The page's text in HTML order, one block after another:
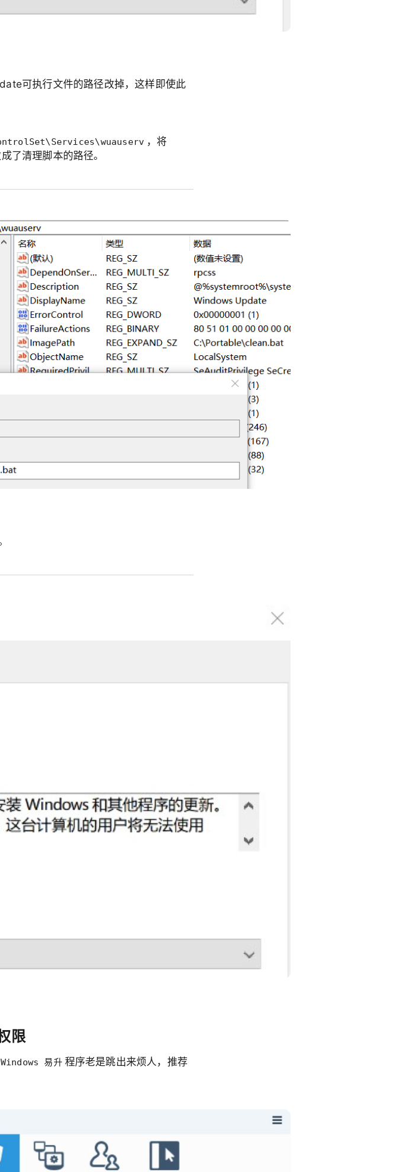
可执行文件的路径改掉，这样即使此
，将
了清理脚本的路径。
限
Windows 易升 程序老是跳出来烦人，推荐